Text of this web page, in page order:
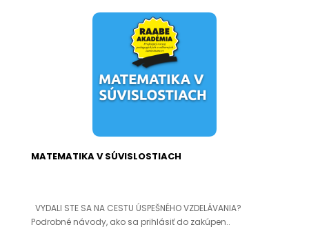
MATEMATIKA V SÚVISLOSTIACH
VYDALI STE SA NA CESTU ÚSPEŠNÉHO VZDELÁVANIA?
Podrobné návody, ako sa prihlásiť do zakúpen..